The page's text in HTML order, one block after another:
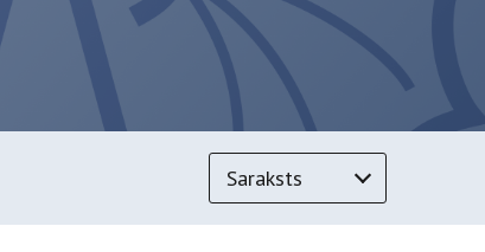
Saraksts